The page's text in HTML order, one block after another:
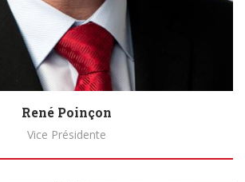
René Poinçon
Vice Présidente